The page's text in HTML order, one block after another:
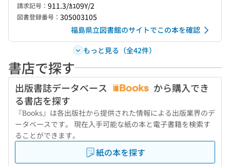
請求記号： 911.3/ｶﾕ09Y/2
図書登録番号： 305003105
福島県立図書館のサイトでこの本を確認
もっと見る（全42件）
書店で探す
出版書誌データベース
から購入でき
る書店を探す
『Books』は各出版社から提供された情報による出版業界のデ
ータベースです。 現在入手可能な紙の本と電子書籍を検索す
ることができます。
紙の本を探す